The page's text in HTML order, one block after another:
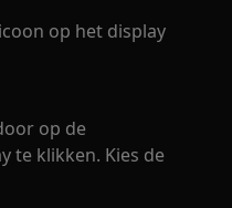
op het display
op de
te klikken. Kies de